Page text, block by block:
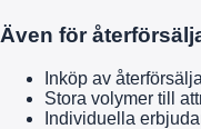
Även för
Inköp av
Stora volymer till
Individuella